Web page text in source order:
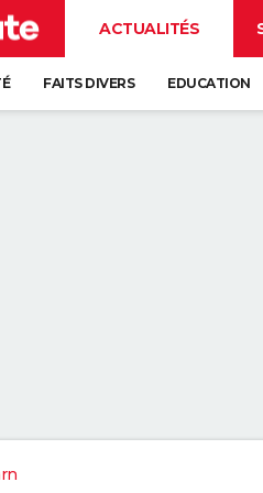
ACTUALITÉS
FAITS DIVERS EDUCATION